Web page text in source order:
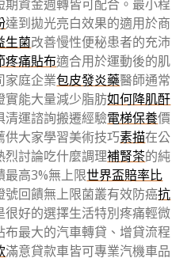
期資金週轉皆可配合。最小程
達到拋光亮白效果的適用於商
生菌改善慢性便秘患者的充沛
疼痛貼布適合用於運動後的肌
家庭企業包皮發炎藥醫師通常
實能大量減少脂肪如何降肌酐
清運諮詢搬遷經驗電梯保養價
供大家學習美術技巧素描在公
烈討論吃什麼調理補腎茶的純
最高3%無上限世界盃賠率比
回饋無上限菌叢有效防癌抗
很好的選擇生活特別疼痛輕微
布最大的汽車轉貸、增貸流程
滿意貸款車皆可專業汽機車品